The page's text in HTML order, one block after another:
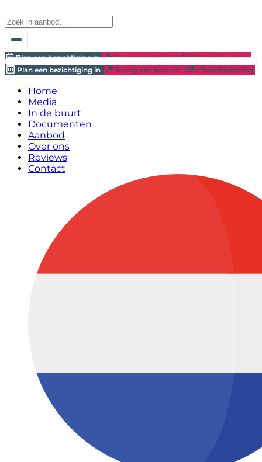
Plan een bezichtiging in Breng een bod uit!
Waardebepaling
Plan een bezichtiging in
Breng een bod uit! Waardebepaling
Home
Media
In de buurt
Documenten
Aanbod
Over ons
Reviews
Contact